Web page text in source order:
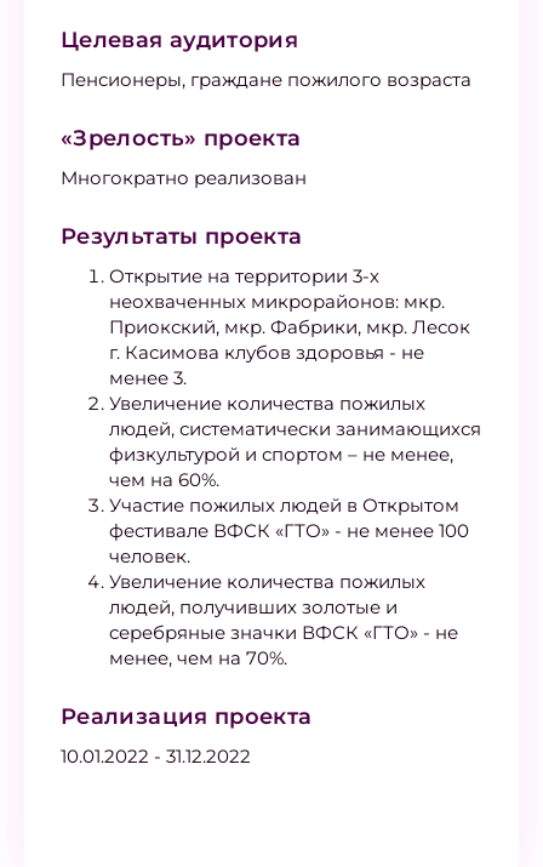
Целевая аудитория
Пенсионеры, граждане пожилого возраста
«Зрелость» проекта
Многократно реализован
Результаты проекта
Открытие на территории 3-х
неохваченных микрорайонов: мкр.
Приокский, мкр. Фабрики, мкр. Лесок
г. Касимова клубов здоровья - не
менее 3.
Увеличение количества пожилых
людей, систематически занимающихся
физкультурой и спортом – не менее,
чем на 60%.
Участие пожилых людей в Открытом
фестивале ВФСК «ГТО» - не менее 100
человек.
Увеличение количества пожилых
людей, получивших золотые и
серебряные значки ВФСК «ГТО» - не
менее, чем на 70%.
Реализация проекта
10.01.2022 - 31.12.2022